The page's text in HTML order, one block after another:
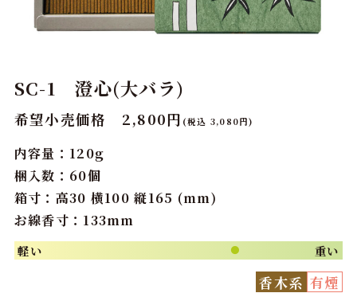
SC-1 澄心(大バラ)
希望小売価格 2,800円 (税込 3,080円)
内容量：120g
梱入数：60個
箱寸：高30 横100 縦165 (mm)
お線香寸：133mm
軽い ● 重い
香木系 有煙